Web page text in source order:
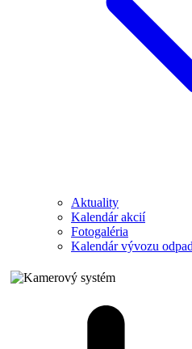
Aktuality
Kalendár akcií
Fotogaléria
Kalendár vývozu